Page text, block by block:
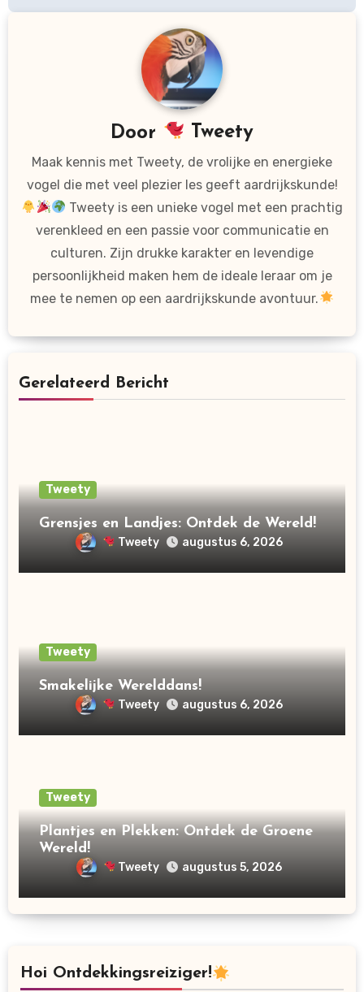
Door Tweety
Maak kennis met Tweety, de vrolijke en energieke
vogel die met veel plezier les geeft aardrijkskunde!
Tweety is een unieke vogel met een prachtig
verenkleed en een passie voor communicatie en
culturen. Zijn drukke karakter en levendige
persoonlijkheid maken hem de ideale leraar om je
mee te nemen op een aardrijkskunde avontuur.
Gerelateerd Bericht
Tweety
Grensjes en Landjes: Ontdek de Wereld!
Tweety augustus 6, 2026
Tweety
Smakelijke Werelddans!
Tweety augustus 6, 2026
Tweety
Plantjes en Plekken: Ontdek de Groene
Wereld!
Tweety augustus 5, 2026
Hoi Ontdekkingsreiziger!